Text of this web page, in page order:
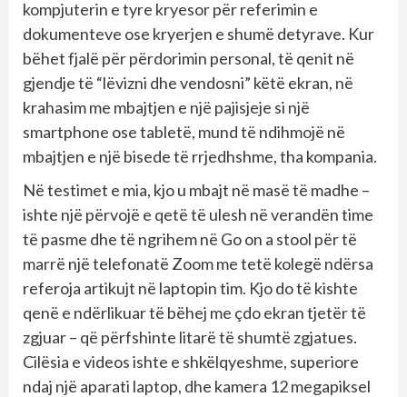
kompjuterin e tyre kryesor për referimin e
dokumenteve ose kryerjen e shumë detyrave. Kur
bëhet fjalë për përdorimin personal, të qenit në
gjendje të “lëvizni dhe vendosni” këtë ekran, në
krahasim me mbajtjen e një pajisjeje si një
smartphone ose tabletë, mund të ndihmojë në
mbajtjen e një bisede të rrjedhshme, tha kompania.
Në testimet e mia, kjo u mbajt në masë të madhe –
ishte një përvojë e qetë të ulesh në verandën time
të pasme dhe të ngrihem në Go on a stool për të
marrë një telefonatë Zoom me tetë kolegë ndërsa
referoja artikujt në laptopin tim. Kjo do të kishte
qenë e ndërlikuar të bëhej me çdo ekran tjetër të
zgjuar – që përfshinte litarë të shumtë zgjatues.
Cilësia e videos ishte e shkëlqyeshme, superiore
ndaj një aparati laptop, dhe kamera 12 megapiksel